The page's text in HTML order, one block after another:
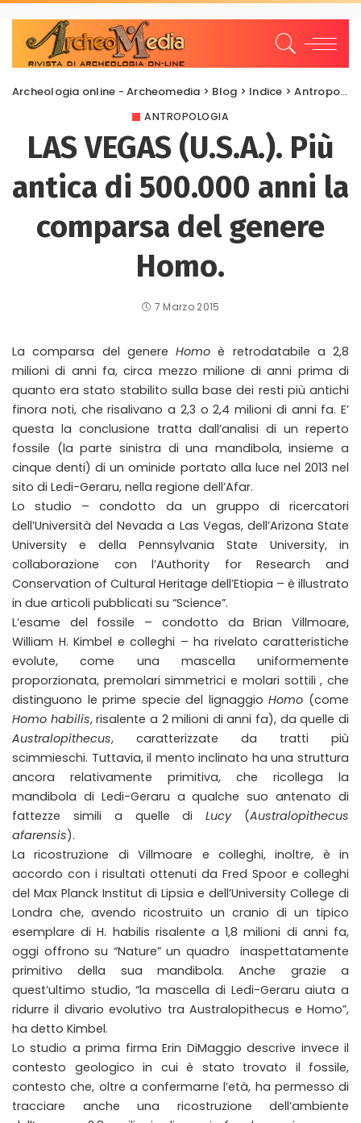
Archeologia online - Archeomedia > Blog > Indice >Antropologia
ANTROPOLOGIA
LAS VEGAS (U.S.A.). Più
antica di 500.000 anni la
comparsa del genere
Homo.
7 Marzo 2015
La comparsa del genere Homo è retrodatabile a 2,8
milioni di anni fa, circa mezzo milione di anni prima di
quanto era stato stabilito sulla base dei resti più antichi
finora noti, che risalivano a 2,3 o 2,4 milioni di anni fa. E’
questa la conclusione tratta dall’analisi di un reperto
fossile (la parte sinistra di una mandibola, insieme a
cinque denti) di un ominide portato alla luce nel 2013 nel
sito di Ledi-Geraru, nella regione dell’Afar.
Lo studio – condotto da un gruppo di ricercatori
dell’Università del Nevada a Las Vegas, dell’Arizona State
University e della Pennsylvania State University, in
collaborazione con l’Authority for Research and
Conservation of Cultural Heritage dell’Etiopia – è illustrato
in due articoli pubblicati su “Science”.
L’esame del fossile – condotto da Brian Villmoare,
William H. Kimbel e colleghi – ha rivelato caratteristiche
evolute, come una mascella uniformemente
proporzionata, premolari simmetrici e molari sottili , che
distinguono le prime specie del lignaggioHomo (come
Homo habilis, risalente a 2 milioni di anni fa), da quelle di
Australopithecus, caratterizzate da tratti più
scimmieschi. Tuttavia, il mento inclinato ha una struttura
ancora relativamente primitiva, che ricollega la
mandibola di Ledi-Geraru a qualche suo antenato di
fattezze simili a quelle di Lucy(Australopithecus
afarensis).
La ricostruzione di Villmoare e colleghi, inoltre, è in
accordo con i risultati ottenuti da Fred Spoor e colleghi
del Max Planck Institut di Lipsia e dell’University College di
Londra che, avendo ricostruito un cranio di un tipico
esemplare di H. habilis risalente a 1,8 milioni di anni fa,
oggi offrono su “Nature” un quadro inaspettatamente
primitivo della sua mandibola. Anche grazie a
quest’ultimo studio, “la mascella di Ledi-Geraru aiuta a
ridurre il divario evolutivo tra Australopithecus e Homo”,
ha detto Kimbel.
Lo studio a prima firma Erin DiMaggio descrive invece il
contesto geologico in cui è stato trovato il fossile,
contesto che, oltre a confermarne l’età, ha permesso di
tracciare anche una ricostruzione dell’ambiente